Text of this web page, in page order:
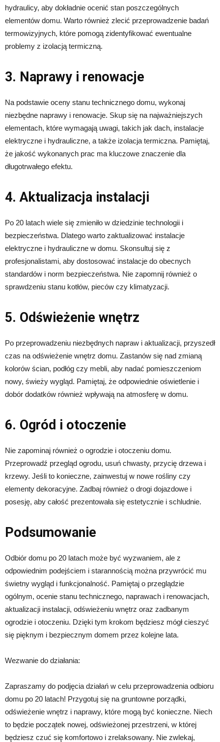
hydraulicy, aby dokładnie ocenić stan poszczególnych
elementów domu. Warto również zlecić przeprowadzenie badań
termowizyjnych, które pomogą zidentyfikować ewentualne
problemy z izolacją termiczną.
3. Naprawy i renowacje
Na podstawie oceny stanu technicznego domu, wykonaj
niezbędne naprawy i renowacje. Skup się na najważniejszych
elementach, które wymagają uwagi, takich jak dach, instalacje
elektryczne i hydrauliczne, a także izolacja termiczna. Pamiętaj,
że jakość wykonanych prac ma kluczowe znaczenie dla
długotrwałego efektu.
4. Aktualizacja instalacji
Po 20 latach wiele się zmieniło w dziedzinie technologii i
bezpieczeństwa. Dlatego warto zaktualizować instalacje
elektryczne i hydrauliczne w domu. Skonsultuj się z
profesjonalistami, aby dostosować instalacje do obecnych
standardów i norm bezpieczeństwa. Nie zapomnij również o
sprawdzeniu stanu kotłów, pieców czy klimatyzacji.
5. Odświeżenie wnętrz
Po przeprowadzeniu niezbędnych napraw i aktualizacji, przyszedł
czas na odświeżenie wnętrz domu. Zastanów się nad zmianą
kolorów ścian, podłóg czy mebli, aby nadać pomieszczeniom
nowy, świeży wygląd. Pamiętaj, że odpowiednie oświetlenie i
dobór dodatków również wpływają na atmosferę w domu.
6. Ogród i otoczenie
Nie zapominaj również o ogrodzie i otoczeniu domu.
Przeprowadź przegląd ogrodu, usuń chwasty, przycię drzewa i
krzewy. Jeśli to konieczne, zainwestuj w nowe rośliny czy
elementy dekoracyjne. Zadbaj również o drogi dojazdowe i
posesję, aby całość prezentowała się estetycznie i schludnie.
Podsumowanie
Odbiór domu po 20 latach może być wyzwaniem, ale z
odpowiednim podejściem i starannością można przywrócić mu
świetny wygląd i funkcjonalność. Pamiętaj o przeglądzie
ogólnym, ocenie stanu technicznego, naprawach i renowacjach,
aktualizacji instalacji, odświeżeniu wnętrz oraz zadbanym
ogrodzie i otoczeniu. Dzięki tym krokom będziesz mógł cieszyć
się pięknym i bezpiecznym domem przez kolejne lata.
Wezwanie do działania:
Zapraszamy do podjęcia działań w celu przeprowadzenia odbioru
domu po 20 latach! Przygotuj się na gruntowne porządki,
odświeżenie wnętrz i naprawy, które mogą być konieczne. Niech
to będzie początek nowej, odświeżonej przestrzeni, w której
będziesz czuć się komfortowo i zrelaksowany. Nie zwlekaj,